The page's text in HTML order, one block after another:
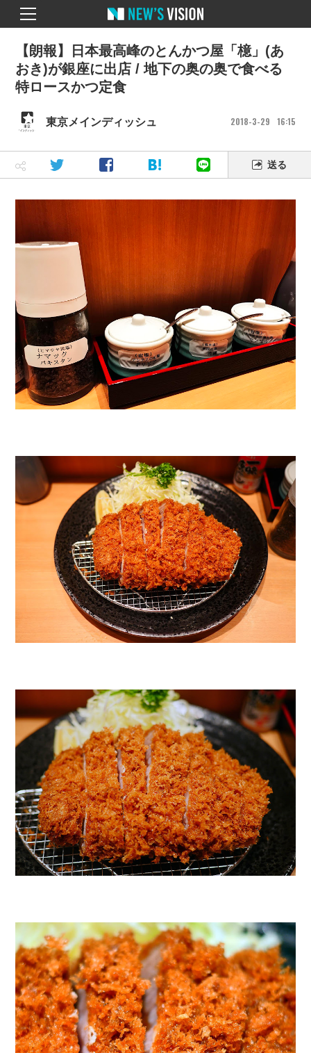
東京メインディッシュ 2018 3 29 16 15
【朗報】日本最高峰のとんかつ屋「檍」(あ
おき)が銀座に出店 / 地下の奥の奥で食べる
特ロースかつ定食
送る